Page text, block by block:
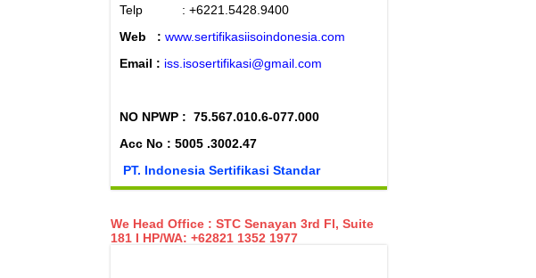
Telp : +6221.5428.9400
Web : www.sertifikasiisoindonesia.com
Email : iss.isosertifikasi@gmail.com
NO NPWP : 75.567.010.6-077.000
Acc No : 5005 .3002.47
PT. Indonesia Sertifikasi Standar
We Head Office : STC Senayan 3rd Fl, Suite
181 I HP/WA: +62821 1352 1977